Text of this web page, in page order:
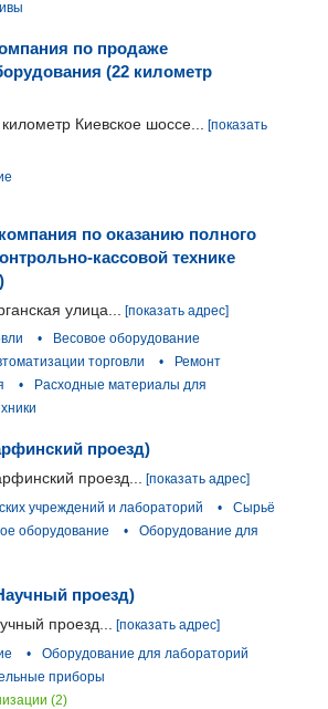
по продаже
(22 километр
Киевское шоссе...
[показать
по оказанию полного
кассовой технике
улица...
[показать адрес]
•
Весовое оборудование
торговли •
Ремонт
•
Расходные материалы для
проезд)
проезд... [показать адрес]
учреждений и лабораторий •
Сырьё
оборудование •
Оборудование для
проезд)
проезд...
[показать адрес]
•
Оборудование для лабораторий
приборы
(2)